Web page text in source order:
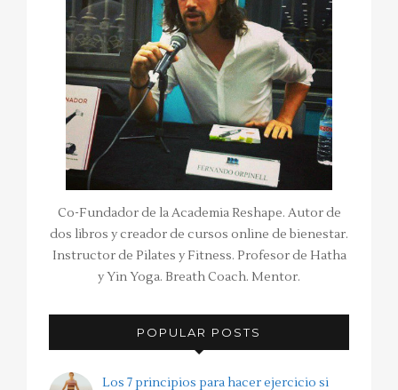
Co-Fundador de la Academia Reshape. Autor de
dos libros y creador de cursos online de bienestar.
Instructor de Pilates y Fitness. Profesor de Hatha
y Yin Yoga. Breath Coach. Mentor.
POPULAR POSTS
Los 7 principios para hacer ejercicio si